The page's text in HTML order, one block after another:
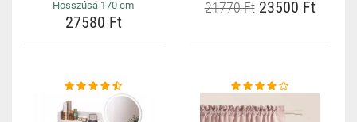
Hosszúsá 170 cm
27580 Ft
21770 Ft23500 Ft